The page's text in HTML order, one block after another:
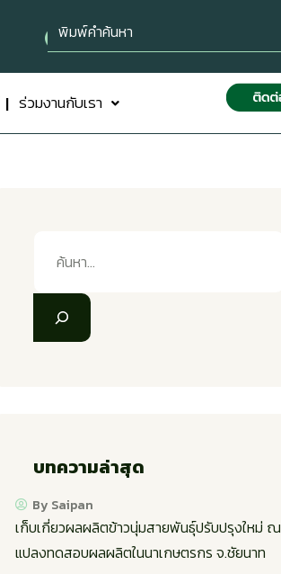
ร่วมงานกับเรา
บทความล่าสุด
เก็บเกี่ยวผลผลิตข้าวนุ่มสายพันธุ์ปรับปรุงใหม่ ณ
แปลงทดสอบผลผลิตในนาเกษตรกร จ.ชัยนาท
By Saipan